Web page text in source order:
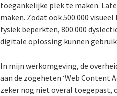
toegankelijke plek te maken.
maken. Zodat ook 500.000
fysiek beperkten, 800.000
digitale oplossing kunnen
In mijn werkomgeving, de
aan de zogeheten ‘Web Content
zeker nog niet overal toegepast,